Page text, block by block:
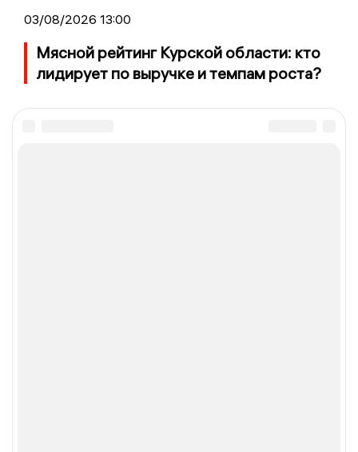
03/08/2026 13:00
Мясной рейтинг Курской области: кто
лидирует по выручке и темпам роста?